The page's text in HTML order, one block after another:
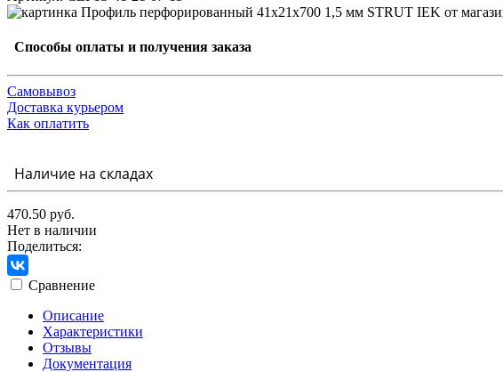
Способы оплаты и получения заказа
Самовывоз
Доставка курьером
Как оплатить
Наличие на складах
470.50 руб.
Нет в наличии
Поделиться:
Сравнение
Описание
Характеристики
Отзывы
Документация